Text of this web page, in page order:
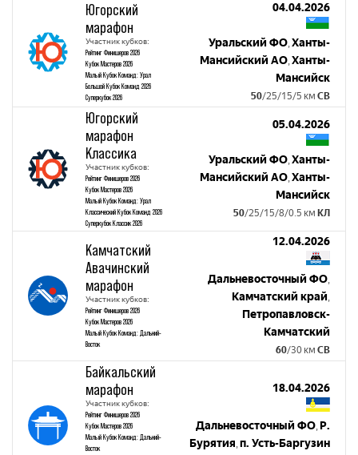
Югорский
марафон
Участник кубков:
Рейтинг Финишеров 2026
Кубок Мастеров 2026
Малый Кубок Команд: Урал
Большой Кубок Команд 2026
Суперкубок 2026
04.04.2026
Уральский ФО,Ханты-
Мансийский АО,Ханты-
Мансийск
50/25/15/5 км СВ
Югорский
марафон
Классика
Участник кубков:
Рейтинг Финишеров 2026
Кубок Мастеров 2026
Малый Кубок Команд: Урал
Классический Кубок Команд 2026
Суперкубок Классик 2026
05.04.2026
Уральский ФО,Ханты-
Мансийский АО,Ханты-
Мансийск
50/25/15/8/0.5 км КЛ
Камчатский
Авачинский
марафон
Участник кубков:
Рейтинг Финишеров 2026
Кубок Мастеров 2026
Малый Кубок Команд: Дальний-
Восток
12.04.2026
Дальневосточный ФО,
Камчатский край,
Петропавловск-
Камчатский
60/30 км СВ
Байкальский
марафон
Участник кубков:
Рейтинг Финишеров 2026
Кубок Мастеров 2026
Малый Кубок Команд: Дальний-
Восток
18.04.2026
Дальневосточный ФО, Р.
Бурятия,п. Усть-Баргузин